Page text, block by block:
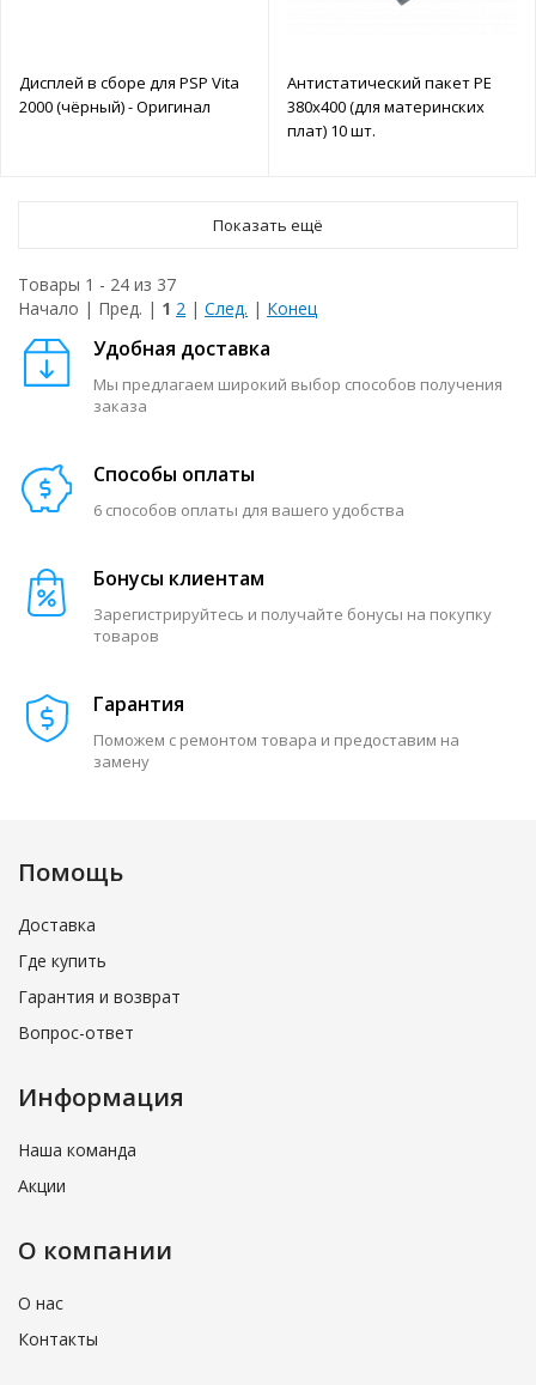
Дисплей в сборе для PSP Vita
2000 (чёрный) - Оригинал
Антистатический пакет PE
380x400 (для материнских
плат) 10 шт.
Показать ещё
Товары 1 - 24 из 37
Начало | Пред. | 1 2 | След. | Конец
Удобная доставка
Мы предлагаем широкий выбор способов получения
заказа
Способы оплаты
6 способов оплаты для вашего удобства
Бонусы клиентам
Зарегистрируйтесь и получайте бонусы на покупку
товаров
Гарантия
Поможем с ремонтом товара и предоставим на
замену
Помощь
Доставка
Где купить
Гарантия и возврат
Вопрос-ответ
Информация
Наша команда
Акции
О компании
О нас
Контакты